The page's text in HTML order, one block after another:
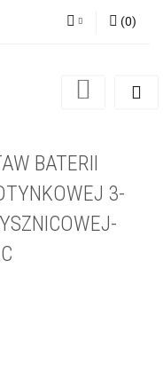
Zarejestruj się
(0)
BATERII
3-